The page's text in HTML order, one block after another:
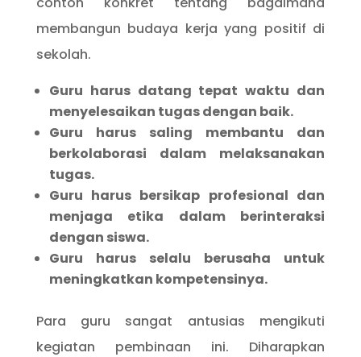
membangun budaya kerja yang positif di
sekolah.
Guru harus datang tepat waktu dan
menyelesaikan tugas dengan baik.
Guru harus saling membantu dan
berkolaborasi dalam melaksanakan
tugas.
Guru harus bersikap profesional dan
menjaga etika dalam berinteraksi
dengan siswa.
Guru harus selalu berusaha untuk
meningkatkan kompetensinya.
Para guru sangat antusias mengikuti
kegiatan pembinaan ini. Diharapkan